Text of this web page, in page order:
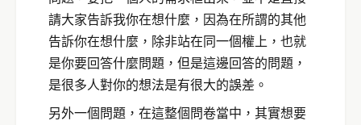
請大家告訴我你在想什麼，因為在所謂的其他
告訴你在想什麼，除非站在同一個權上，也就
是你要回答什麼問題，但是這邊回答的問題，
是很多人對你的想法是有很大的誤差。
另外一個問題，在這整個問卷當中，其實想要